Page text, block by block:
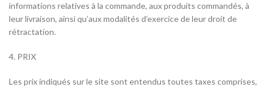
informations relatives à la commande, aux produits commandés, à
leur livraison, ainsi qu’aux modalités d’exercice de leur droit de
rétractation.
4. PRIX
Les prix indiqués sur le site sont entendus toutes taxes comprises,